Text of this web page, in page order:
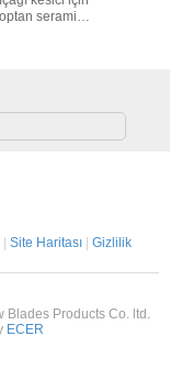
seramik
Site Haritası| Gizlilik
Blades Products Co. ltd.
ECER